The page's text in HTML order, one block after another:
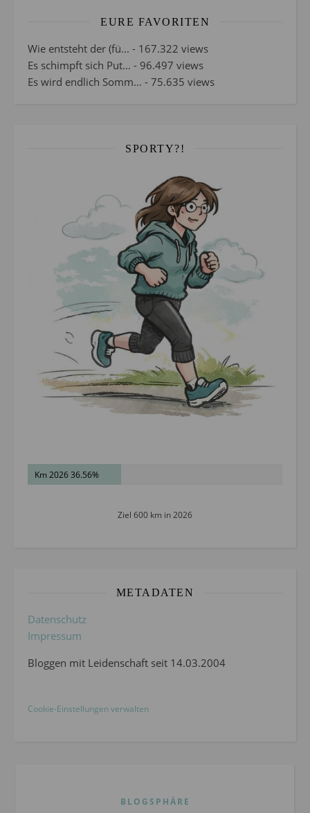
EURE FAVORITEN
Wie entsteht der (fü... - 167.322 views
Es schimpft sich Put... - 96.497 views
Es wird endlich Somm... - 75.635 views
SPORTY?!
Km 2026 36.56%
Ziel 600 km in 2026
METADATEN
Datenschutz
Impressum
Bloggen mit Leidenschaft seit 14.03.2004
Cookie-Einstellungen verwalten
BLOGSPHÄRE